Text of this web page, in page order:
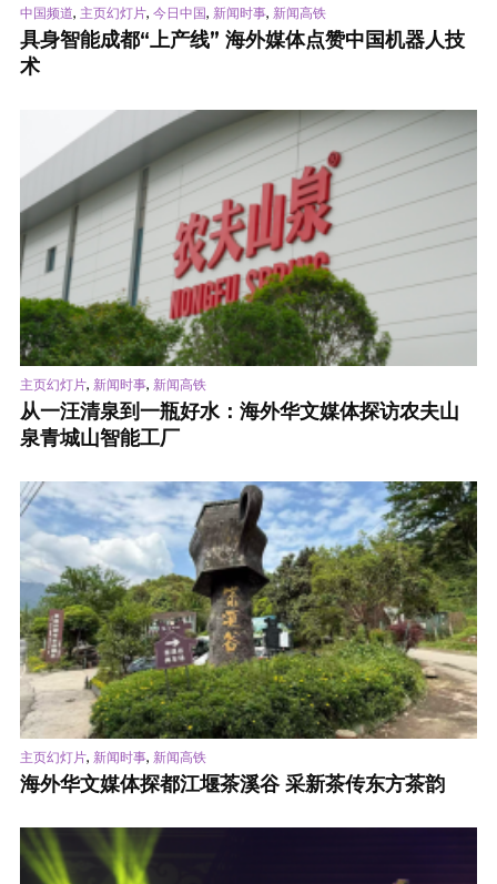
中国频道, 主页幻灯片, 今日中国, 新闻时事, 新闻高铁
具身智能成都“上产线” 海外媒体点赞中国机器人技
术
主页幻灯片, 新闻时事, 新闻高铁
从一汪清泉到一瓶好水：海外华文媒体探访农夫山
泉青城山智能工厂
主页幻灯片, 新闻时事, 新闻高铁
海外华文媒体探都江堰茶溪谷 采新茶传东方茶韵